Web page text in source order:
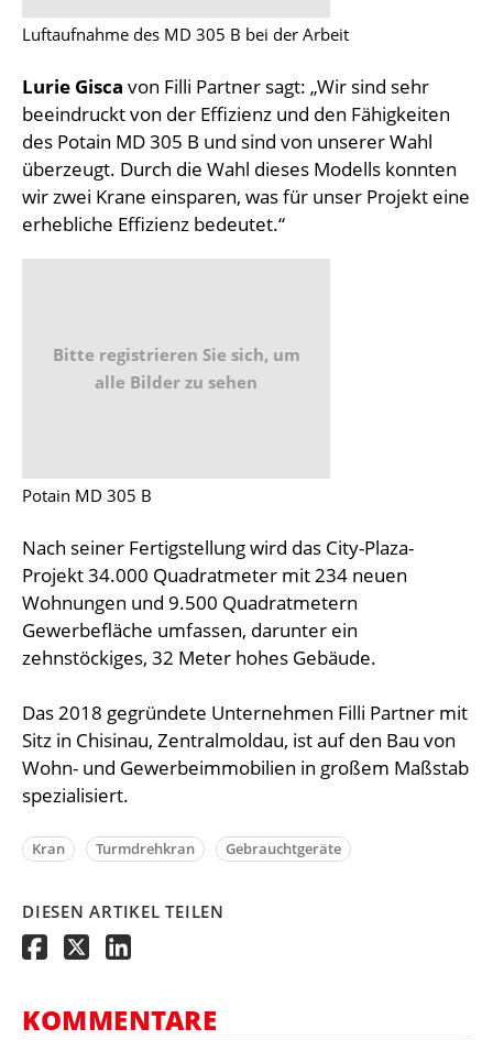
Luftaufnahme des MD 305 B bei der Arbeit
Lurie Gisca von Filli Partner sagt: „Wir sind sehr
beeindruckt von der Effizienz und den Fähigkeiten
des Potain MD 305 B und sind von unserer Wahl
überzeugt. Durch die Wahl dieses Modells konnten
wir zwei Krane einsparen, was für unser Projekt eine
erhebliche Effizienz bedeutet.“
Bitte registrieren Sie sich, um
alle Bilder zu sehen
Potain MD 305 B
Nach seiner Fertigstellung wird das City-Plaza-
Projekt 34.000 Quadratmeter mit 234 neuen
Wohnungen und 9.500 Quadratmetern
Gewerbefläche umfassen, darunter ein
zehnstöckiges, 32 Meter hohes Gebäude.
Das 2018 gegründete Unternehmen Filli Partner mit
Sitz in Chisinau, Zentralmoldau, ist auf den Bau von
Wohn- und Gewerbeimmobilien in großem Maßstab
spezialisiert.
Kran Turmdrehkran Gebrauchtgeräte
DIESEN ARTIKEL TEILEN
KOMMENTARE